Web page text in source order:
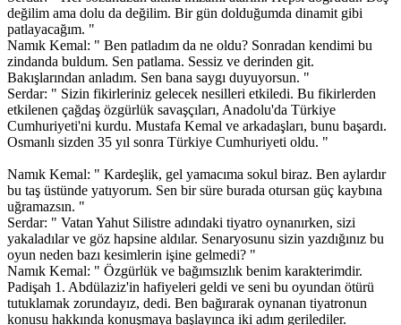
değilim ama dolu da değilim. Bir gün dolduğumda dinamit gibi
patlayacağım. "
Namık Kemal: " Ben patladım da ne oldu? Sonradan kendimi bu
zindanda buldum. Sen patlama. Sessiz ve derinden git.
Bakışlarından anladım. Sen bana saygı duyuyorsun. "
Serdar: " Sizin fikirleriniz gelecek nesilleri etkiledi. Bu fikirlerden
etkilenen çağdaş özgürlük savaşçıları, Anadolu'da Türkiye
Cumhuriyeti'ni kurdu. Mustafa Kemal ve arkadaşları, bunu başardı.
Osmanlı sizden 35 yıl sonra Türkiye Cumhuriyeti oldu. "
Namık Kemal: " Kardeşlik, gel yamacıma sokul biraz. Ben aylardır
bu taş üstünde yatıyorum. Sen bir süre burada otursan güç kaybına
uğramazsın. "
Serdar: " Vatan Yahut Silistre adındaki tiyatro oynanırken, sizi
yakaladılar ve göz hapsine aldılar. Senaryosunu sizin yazdığınız bu
oyun neden bazı kesimlerin işine gelmedi? "
Namık Kemal: " Özgürlük ve bağımsızlık benim karakterimdir.
Padişah 1. Abdülaziz'in hafiyeleri geldi ve seni bu oyundan ötürü
tutuklamak zorundayız, dedi. Ben bağırarak oynanan tiyatronun
konusu hakkında konuşmaya başlayınca iki adım gerilediler.